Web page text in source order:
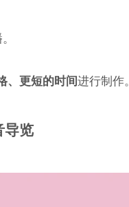
、更短的时间进行制作。
导览